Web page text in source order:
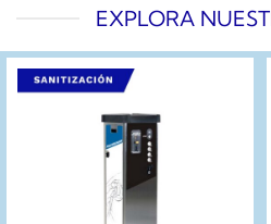
EXPLORA